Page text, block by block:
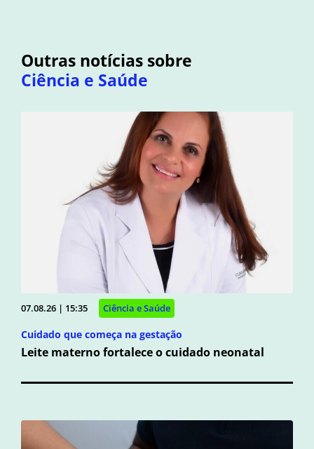
Outras notícias sobre
Ciência e Saúde
07.08.26 | 15:35 Ciência e Saúde
Cuidado que começa na gestação
Leite materno fortalece o cuidado neonatal